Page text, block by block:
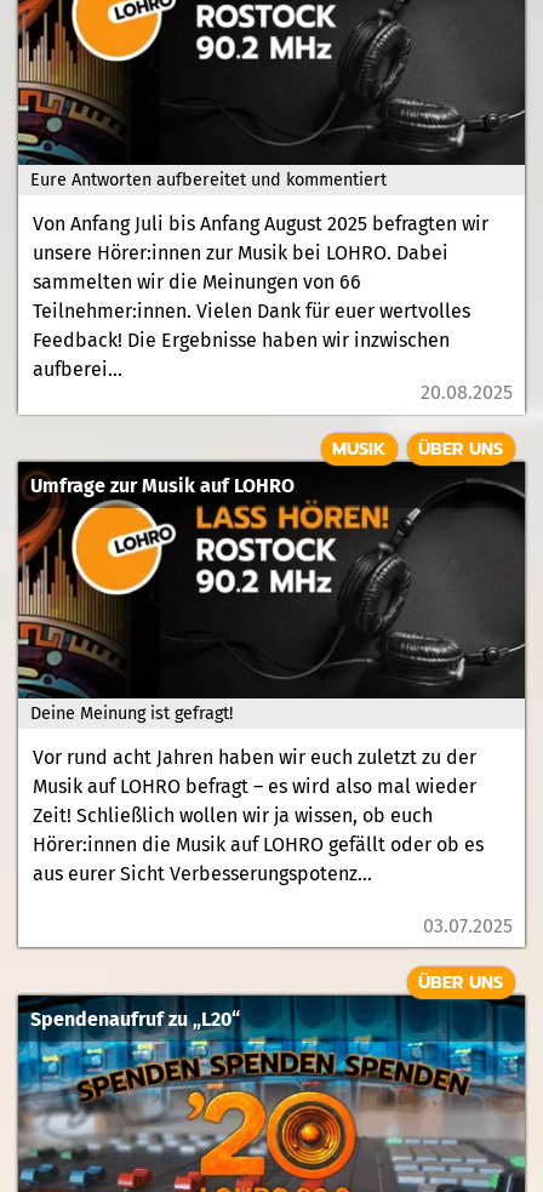
Eure Antworten aufbereitet und kommentiert
Von Anfang Juli bis Anfang August 2025 befragten wir
unsere Hörer:innen zur Musik bei LOHRO. Dabei
sammelten wir die Meinungen von 66
Teilnehmer:innen. Vielen Dank für euer wertvolles
Feedback! Die Ergebnisse haben wir inzwischen
aufberei...
20.08.2025
Deine Meinung ist gefragt!
Umfrage zur Musik auf LOHRO
MUSIK ÜBER UNS
Vor rund acht Jahren haben wir euch zuletzt zu der
Musik auf LOHRO befragt – es wird also mal wieder
Zeit! Schließlich wollen wir ja wissen, ob euch
Hörer:innen die Musik auf LOHRO gefällt oder ob es
aus eurer Sicht Verbesserungspotenz...
03.07.2025
Spendenaufruf zu „L20“
ÜBER UNS